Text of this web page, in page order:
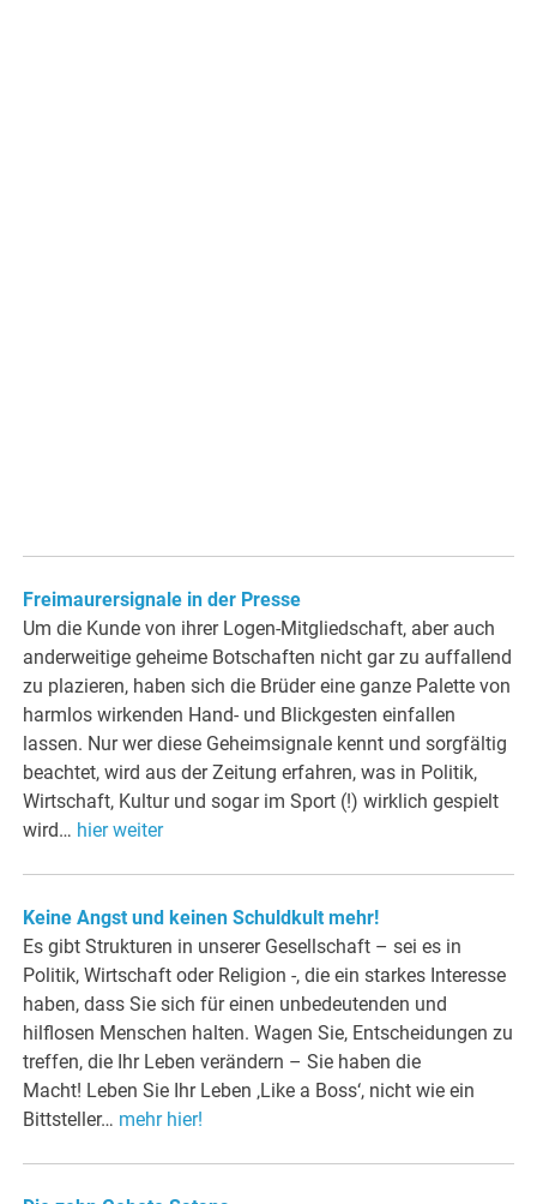
Freimaurersignale in der Presse
Um die Kunde von ihrer Logen-Mitgliedschaft, aber auch
anderweitige geheime Botschaften nicht gar zu auffallend
zu plazieren, haben sich die Brüder eine ganze Palette von
harmlos wirkenden Hand- und Blickgesten einfallen
lassen. Nur wer diese Geheimsignale kennt und sorgfältig
beachtet, wird aus der Zeitung erfahren, was in Politik,
Wirtschaft, Kultur und sogar im Sport (!) wirklich gespielt
wird… hier weiter
Keine Angst und keinen Schuldkult mehr!
Es gibt Strukturen in unserer Gesellschaft – sei es in
Politik, Wirtschaft oder Religion -, die ein starkes Interesse
haben, dass Sie sich für einen unbedeutenden und
hilflosen Menschen halten. Wagen Sie, Entscheidungen zu
treffen, die Ihr Leben verändern – Sie haben die
Macht! Leben Sie Ihr Leben ‚Like a Boss‘, nicht wie ein
Bittsteller… mehr hier!